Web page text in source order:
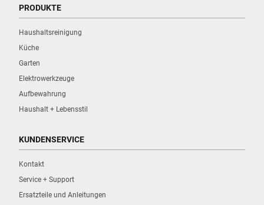
PRODUKTE
Haushaltsreinigung
Küche
Garten
Elektrowerkzeuge
Aufbewahrung
Haushalt + Lebensstil
KUNDENSERVICE
Kontakt
Service + Support
Ersatzteile und Anleitungen